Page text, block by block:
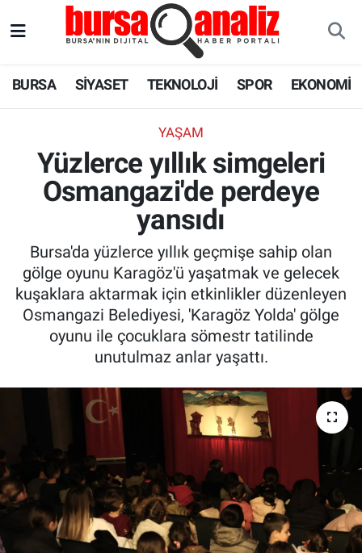
BURSA SİYASET TEKNOLOJİ SPOR EKONOMİ
YAŞAM
Yüzlerce yıllık simgeleri
Osmangazi'de perdeye
yansıdı
Bursa'da yüzlerce yıllık geçmişe sahip olan
gölge oyunu Karagöz'ü yaşatmak ve gelecek
kuşaklara aktarmak için etkinlikler düzenleyen
Osmangazi Belediyesi, 'Karagöz Yolda' gölge
oyunu ile çocuklara sömestr tatilinde
unutulmaz anlar yaşattı.
SPOR
SAĞLIK
ASTROLOJİ
BLOG
Süper Lig Puan Durumu ve Fikstür
Son Dakika Haberleri
Haber Arşivi